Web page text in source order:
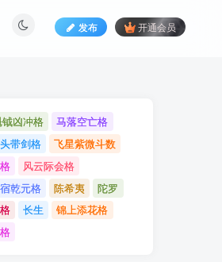
发布 开通会员
凶冲格
马落空亡格
带剑格
飞星紫微斗数
风云际会格
乾元格 陈希夷
陀罗
长生
锦上添花格
钺凶冲格
马落空亡格
带剑格
飞星紫微斗数
风云际会格
乾元格 陈希夷
陀罗
长生
锦上添花格